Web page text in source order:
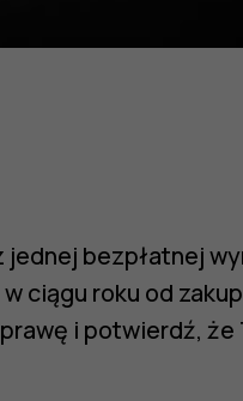
bezpłatnej
ciągu roku od
i potwierdź,